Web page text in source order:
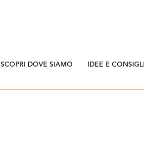
SCOPRI DOVE SIAMO IDEE E CONSIGLI